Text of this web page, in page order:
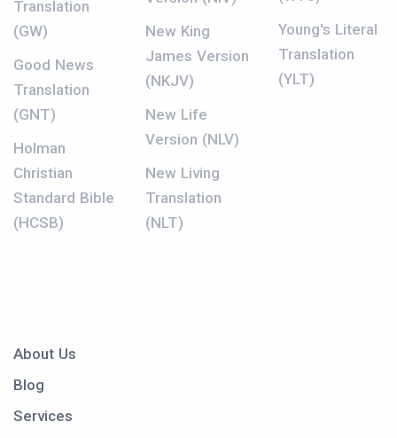
Translation
(GW)
Good News
Translation
(GNT)
Holman
Christian
Standard Bible
(HCSB)
New King
James Version
(NKJV)
New Life
Version (NLV)
New Living
Translation
(NLT)
Young's Literal
Translation
(YLT)
About Us
Blog
Services